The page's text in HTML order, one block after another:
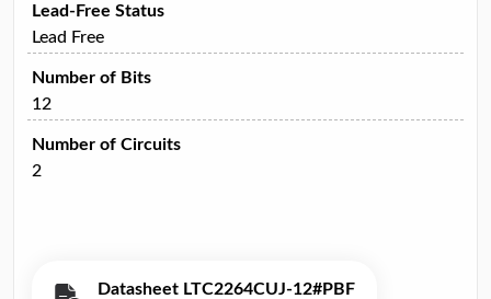
Lead-Free Status
Lead Free
Number of Bits
12
Number of Circuits
2
Datasheet LTC2264CUJ-12#PBF